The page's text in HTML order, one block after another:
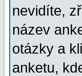
nevidíte,
název
otázky a
anketu,